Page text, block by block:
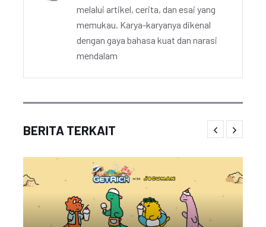
melalui artikel, cerita, dan esai yang
memukau. Karya-karyanya dikenal
dengan gaya bahasa kuat dan narasi
mendalam
BERITA TERKAIT